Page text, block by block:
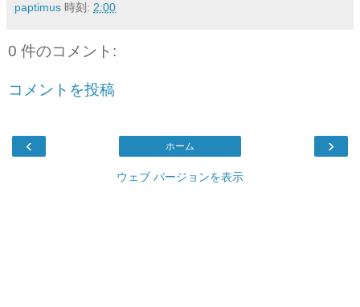
paptimus 時刻: 2:00
0 件のコメント:
コメントを投稿
‹ ›
ホーム
ウェブ バージョンを表示